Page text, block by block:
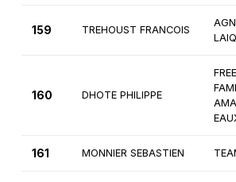
159 TREHOUST FRANCOIS
160 DHOTE PHILIPPE
161 MONNIER SEBASTIEN